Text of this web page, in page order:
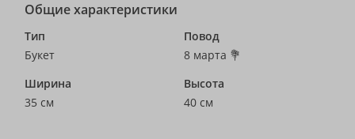
Общие характеристики
Тип
Букет
Повод
8 марта 💐
Ширина
35 см
Высота
40 см